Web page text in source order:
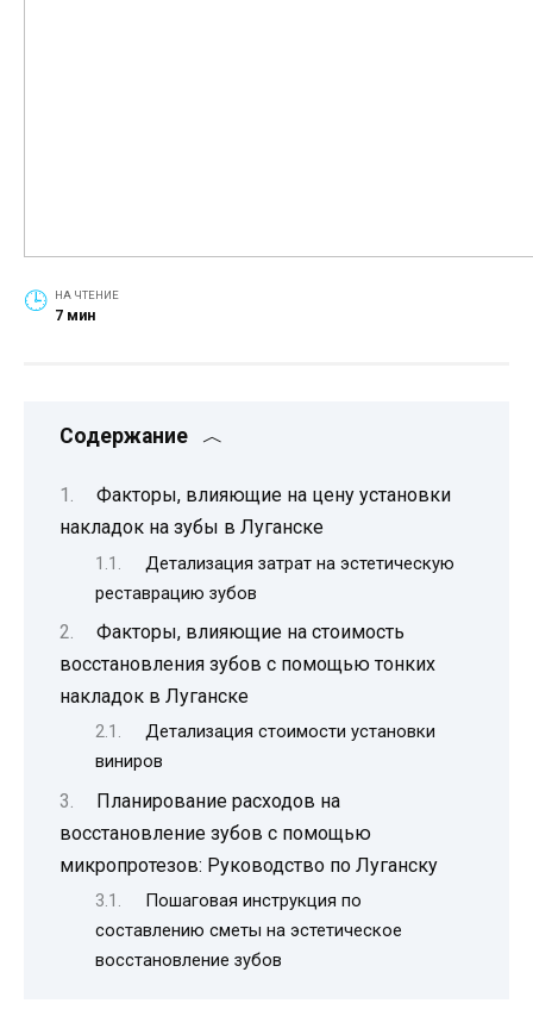
НА ЧТЕНИЕ
7 мин
Содержание
Факторы, влияющие на цену установки
накладок на зубы в Луганске
Детализация затрат на эстетическую
реставрацию зубов
Факторы, влияющие на стоимость
восстановления зубов с помощью тонких
накладок в Луганске
Детализация стоимости установки
виниров
Планирование расходов на
восстановление зубов с помощью
микропротезов: Руководство по Луганску
Пошаговая инструкция по
составлению сметы на эстетическое
восстановление зубов